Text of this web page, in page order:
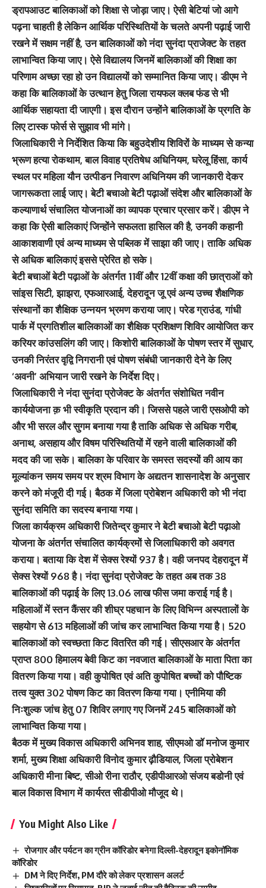
ड्रापआउट बालिकाओं को शिक्षा से जोड़ा जाए। ऐसी बेटियां जो आगे
पढ़ना चाहती है लेकिन आर्थिक परिस्थितियों के चलते अपनी पढ़ाई जारी
रखने में सक्षम नहीं है, उन बालिकाओं को नंदा सुनंदा प्राजेक्ट के तहत
लाभान्वित किया जाए। ऐसे विद्यालय जिनमें बालिकाओं की शिक्षा का
परिणाम अच्छा रहा हो उन विद्यालयों को सम्मानित किया जाए। डीएम ने
कहा कि बालिकाओं के उत्थान हेतु जिला रायफल क्लब फंड से भी
आर्थिक सहायता दी जाएगी। इस दौरान उन्होंने बालिकाओं के प्रगति के
लिए टास्क फोर्स से सुझाव भी मांगे।
जिलाधिकारी ने निर्देशित किया कि बहुउदेशीय शिविरों के माध्यम से कन्या
भ्रूण हत्या रोकथाम, बाल विवाह प्रतिषेध अधिनियम, घरेलू हिंसा, कार्य
स्थल पर महिला यौन उत्पीडन निवारण अधिनियम की जानकारी देकर
जागरूकता लाई जाए। बेटी बचाओ बेटी पढ़ाओं संदेश और बालिकाओं के
कल्याणार्थ संचालित योजनाओं का व्यापक प्रचार प्रसार करें। डीएम ने
कहा कि ऐसी बालिकाएं जिन्होंने सफलता हासिल की है, उनकी कहानी
आकाशवाणी एवं अन्य माध्यम से पब्लिक में साझा की जाए। ताकि अधिक
से अधिक बालिकाएं इससे प्रेरित हो सके।
बेटी बचाओं बेटी पढ़ाओं के अंतर्गत 11वीं और 12वीं कक्षा की छात्राओं को
सांइस सिटी, झाझरा, एफआरआई, देहरादून जू एवं अन्य उच्च शैक्षणिक
संस्थानों का शैक्षिक उन्नयन भ्रमण कराया जाए। परेड ग्राउंड, गांधी
पार्क में प्रगतिशील बालिकाओं का शैक्षिक प्रशिक्षण शिविर आयोजित कर
करियर कांउसलिंग की जाए। किशोरी बालिकाओं के पोषण स्तर में सुधार,
उनकी निरंतर वृद्वि निगरानी एवं पोषण संबंधी जानकारी देने के लिए
‘अवनी’ अभियान जारी रखने के निर्देश दिए।
जिलाधिकारी ने नंदा सुनंदा प्रोजेक्ट के अंतर्गत संशोधित नवीन
कार्ययोजना क़ भी स्वीकृति प्रदान की। जिससे पहले जारी एसओपी को
और भी सरल और सुगम बनाया गया है ताकि अधिक से अधिक गरीब,
अनाथ, असहाय और विषम परिस्थितियों में रहने वाली बालिकाओं की
मदद की जा सके। बालिका के परिवार के समस्त सदस्यों की आय का
मूल्यांकन समय समय पर श्रम विभाग के अद्यतन शासनादेश के अनुसार
करने को मंजूरी दी गई। बैठक में जिला प्रोबेशन अधिकारी को भी नंदा
सुनंदा समिति का सदस्य बनाया गया।
जिला कार्यक्रम अधिकारी जितेन्द्र कुमार ने बेटी बचाओ बेटी पढ़ाओ
योजना के अंतर्गत संचालित कार्यक्रमों से जिलाधिकारी को अवगत
कराया। बताया कि देश में सेक्स रेश्यों 937 है। वही जनपद देहरादून में
सेक्स रेश्यों 968 है। नंदा सुनंदा प्रोजेक्ट के तहत अब तक 38
बालिकाओं की पढ़ाई के लिए 13.06 लाख फीस जमा कराई गई है।
महिलाओं में स्तन कैंसर की शीघ्र पहचान के लिए विभिन्न अस्पतालों के
सहयोग से 613 महिलाओं की जांच कर लाभान्वित किया गया है। 520
बालिकाओं को स्वच्छता किट वितरित की गई। सीएसआर के अंतर्गत
प्राप्त 800 हिमालय बेवी किट का नवजात बालिकाओं के माता पिता का
वितरण किया गया। वही कुपोषित एवं अति कुपोषित बच्चों को पौष्टिक
तत्व युक्त 302 पोषण किट का वितरण किया गया। एनीमिया की
निःशुल्क जांच हेतु 07 शिविर लगाए गए जिनमें 245 बालिकाओं को
लाभान्वित किया गया।
बैठक में मुख्य विकास अधिकारी अभिनव शाह, सीएमओ डॉ मनोज कुमार
शर्मा, मुख्य शिक्षा अधिकारी विनोद कुमार ढ़ौडियाल, जिला प्रोबेशन
अधिकारी मीना बिष्ट, सीओ रीना राठौर, एडीपीआरओ संजय बडोनी एवं
बाल विकास विभाग में कार्यरत सीडीपीओ मौजूद थे।
You Might Also Like
रोजगार और पर्यटन का ग्रीन कॉरिडोर बनेगा दिल्ली-देहरादून इकोनॉमिक
कॉरिडोर
DM ने दिए निर्देश, PM दौरे को लेकर प्रशासन अलर्ट